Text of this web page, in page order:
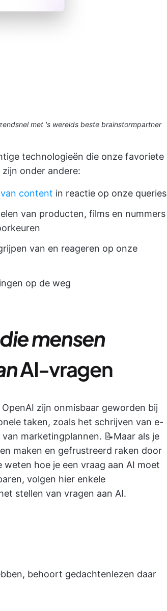
met 's werelds beste brainstormpartner
technologieën die onze favoriete
onder andere:
content in reactie op onze queries
van producten, films en nummers
van en reageren op onze
op de weg
mensen
AI-vragen
zijn onmisbaar geworden bij
taken, zoals het schrijven van e-
marketingplannen. 📝Maar als je
maken en gefrustreerd raken door
hoe je een vraag aan AI moet
volgen hier enkele
stellen van vragen aan AI.
behoort gedachtenlezen daar